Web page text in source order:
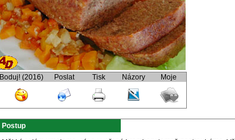
Boduj! (2016) Poslat Tisk Názory Moje
Postup